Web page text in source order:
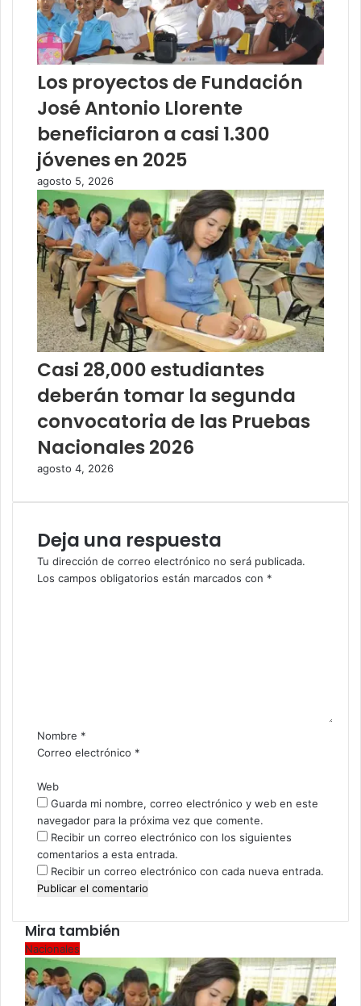
Los proyectos de Fundación
José Antonio Llorente
beneficiaron a casi 1.300
jóvenes en 2025
agosto 5, 2026
Casi 28,000 estudiantes
deberán tomar la segunda
convocatoria de las Pruebas
Nacionales 2026
agosto 4, 2026
Deja una respuesta
Tu dirección de correo electrónico no será publicada.
Los campos obligatorios están marcados con *
i
o
Nombre *
Correo electrónico *
Web
Guarda mi nombre, correo electrónico y web en este
navegador para la próxima vez que comente.
Recibir un correo electrónico con los siguientes
comentarios a esta entrada.
Recibir un correo electrónico con cada nueva entrada.
Mira también
Cerrar
Nacionales